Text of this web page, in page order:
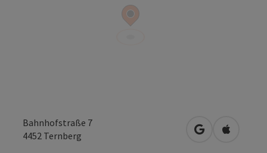
Bahnhofstraße 7
4452 Ternberg in Googlein Apple